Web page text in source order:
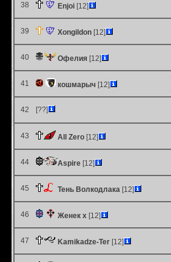
38 Enjoi [12]
39 Xongildon [12]
40 Офелия [12]
41 кошмарыч [12]
42 [??]
43 All Zero [12]
44 Aspire [12]
45 Тень Волкодлака [12]
46 Женек х [12]
47 Kamikadze-Ter [12]